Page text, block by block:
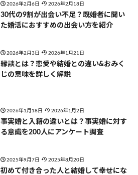
2026年2月6日 2026年2月18日
30代の9割が出会い不足？既婚者に聞い
た婚活におすすめの出会い方を紹介
2026年2月3日 2026年1月21日
縁談とは？恋愛や結婚との違い&おみく
じの意味を詳しく解説
2026年1月18日 2026年1月2日
事実婚と入籍の違いとは？事実婚に対す
る意識を200人にアンケート調査
2025年9月7日 2025年8月20日
初めて付き合った人と結婚して幸せにな